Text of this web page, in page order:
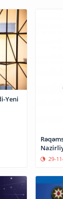
Yeni
29-